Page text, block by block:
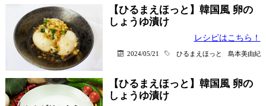
【ひるまえほっと】韓国風 卵の
しょうゆ漬け
レシピはこちら！
2024/05/21 ひるまえほっと 島本美由紀
【ひるまえほっと】韓国風 卵の
しょうゆ漬け